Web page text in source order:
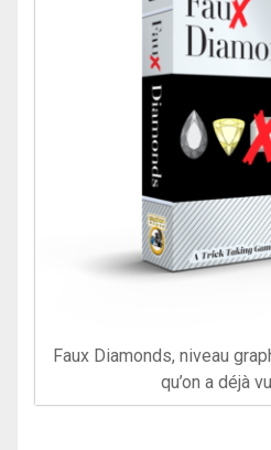
Faux Diamonds, niveau
qu’on a déjà